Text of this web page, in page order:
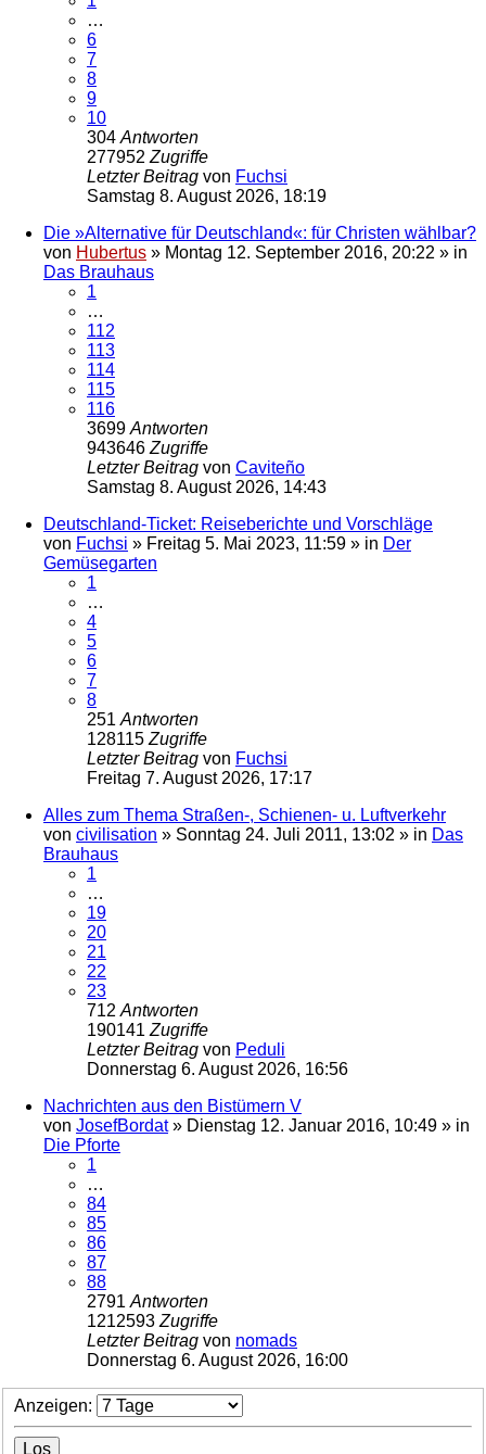
…
6
7
8
9
10
304 Antworten
277952 Zugriffe
Letzter Beitrag von Fuchsi
Samstag 8. August 2026, 18:19
Die »Alternative für Deutschland«: für Christen wählbar?
von Hubertus » Montag 12. September 2016, 20:22 » in
Das Brauhaus
1
…
112
113
114
115
116
3699 Antworten
943646 Zugriffe
Letzter Beitrag von Caviteño
Samstag 8. August 2026, 14:43
Deutschland-Ticket: Reiseberichte und Vorschläge
von Fuchsi » Freitag 5. Mai 2023, 11:59 » in Der
Gemüsegarten
1
…
4
5
6
7
8
251 Antworten
128115 Zugriffe
Letzter Beitrag von Fuchsi
Freitag 7. August 2026, 17:17
Alles zum Thema Straßen-, Schienen- u. Luftverkehr
von civilisation » Sonntag 24. Juli 2011, 13:02 » in Das
Brauhaus
1
…
19
20
21
22
23
712 Antworten
190141 Zugriffe
Letzter Beitrag von Peduli
Donnerstag 6. August 2026, 16:56
Nachrichten aus den Bistümern V
von JosefBordat» Dienstag 12. Januar 2016, 10:49 » in
Die Pforte
1
…
84
85
86
87
88
2791 Antworten
1212593 Zugriffe
Letzter Beitrag von nomads
Donnerstag 6. August 2026, 16:00
Anzeigen: